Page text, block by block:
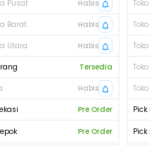
Pusat
Habis
Barat
Habis
Utara
Habis
Tersedia
Habis
Pre Order
Pre Order
Pick
Pick